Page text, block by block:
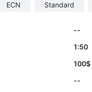
ECN Standard
--
1:50
100$
--